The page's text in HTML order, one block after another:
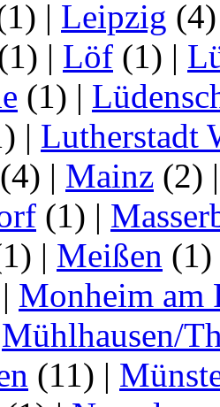
| Leipzig
| Löf (1) |
(1) |
| Lutherstadt
(4) | Mainz (2)
(1) |
| Meißen (1)
| Monheim am
Mühlhausen/
(11) |